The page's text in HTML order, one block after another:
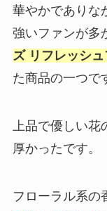
華やかでありな
強いファンが多
ズ リフレッシュ
た商品の一つで
上品で優しい花
厚かったです。
フローラル系の